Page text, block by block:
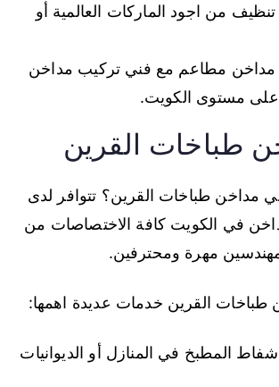
من اجود الماركات العالمية أو
مداخن مطاعم مع فني تركيب مداخن
على مستوى الكويت.
طباخات القرين
طباخات القرين؟ تتوافر لدى
في الكويت كافة الاختصاصات من
مهرة ومحترفين.
طباخات القرين خدمات عديدة اهمها:
المطبخ في المنازل أو الديوانيات